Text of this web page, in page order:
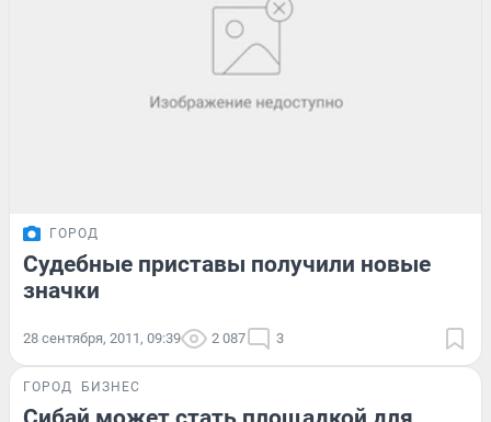
ГОРОД
Судебные приставы получили новые
значки
28 сентября, 2011, 09:39 2 087 3
ГОРОД БИЗНЕС